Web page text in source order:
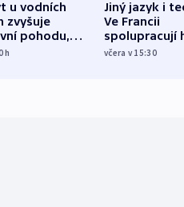
u vodních
zvyšuje
pohodu,
h
Jiný jazyk i
Ve Francii
spolupracují
různých zemí
včera v 15:30